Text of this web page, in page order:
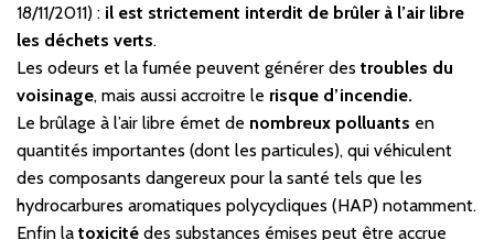
18/11/2011) : il est strictement interdit de brûler à l’air libre
les déchets verts.
Les odeurs et la fumée peuvent générer des troubles du
voisinage, mais aussi accroitre le risque d’incendie.
Le brûlage à l’air libre émet de nombreux polluants en
quantités importantes (dont les particules), qui véhiculent
des composants dangereux pour la santé tels que les
hydrocarbures aromatiques polycycliques (HAP) notamment.
Enfin la toxicité des substances émises peut être accrue